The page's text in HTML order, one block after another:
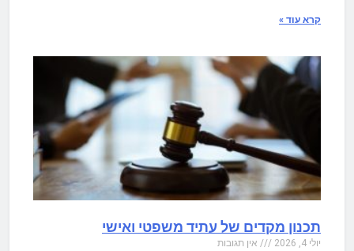
קרא עוד »
תכנון מקדים של עתיד משפטי ואישי
יולי 4, 2026 אין תגובות